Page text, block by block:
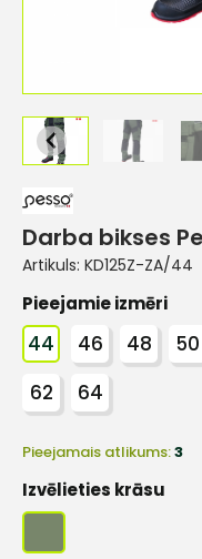
Darba bikses
Artikuls: KD125Z-ZA/44
Pieejamie izmēri
44 46 48 50
62
64
Pieejamais atlikums:3
Izvēlieties krāsu